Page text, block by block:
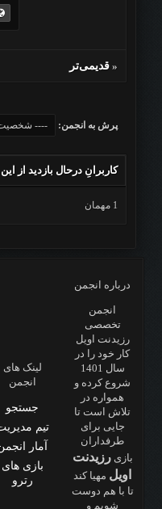
«قدیمی‌تر
پرش به انجمن:
کاربرانِ درحال بازدید از
1 مهمان
درباره انجمن
انجمن
تخصصی
رزیدنت اویل
کار خود را در
سال 1401
شروع کرده و
همواره در
تلاش است تا
جایی برای
طرفداران
بازیرزیدنت
اویل مهیا کند
تا با هم دوست
شویم و
لینک های
انجمن
جستجو
تیم
آمار
بازی های
رترو